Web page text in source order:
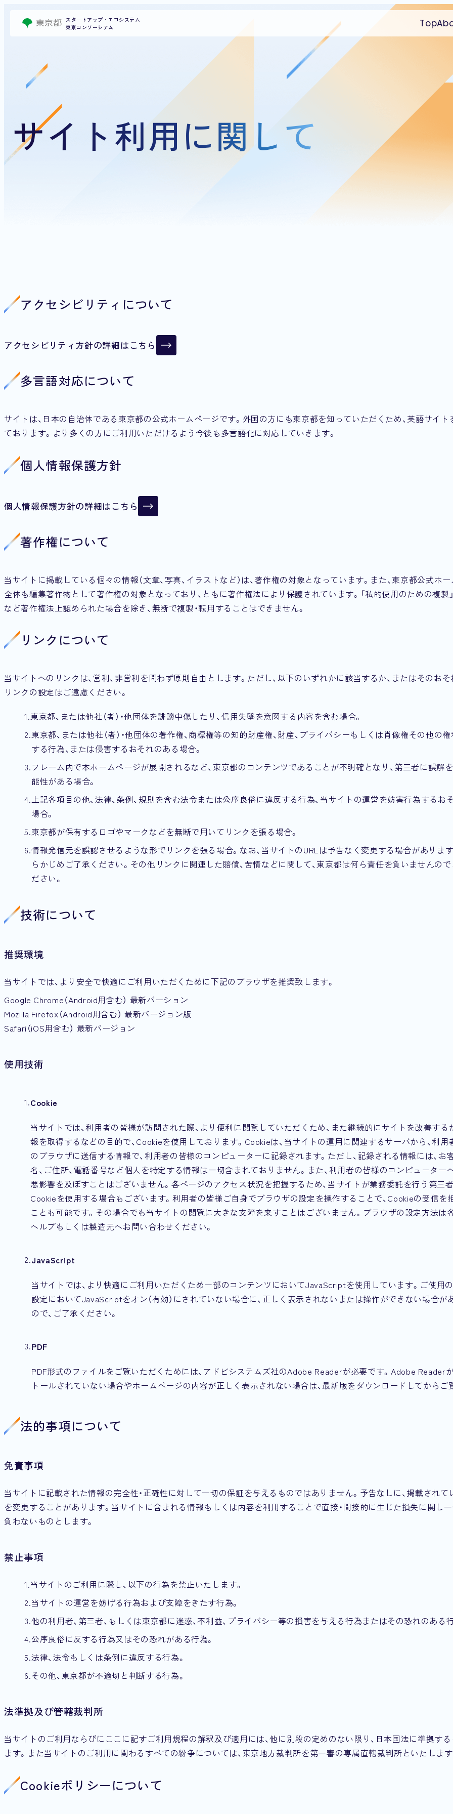
スタートアップ・エコシステム
東京コンソーシアム
Top
サイト利用に関して
アクセシビリティについて
アクセシビリティ方針の詳細はこちら
多言語対応について
サイトは、日本の自治体である東京都の公式ホームページです。外国の方にも東京都を知っていただくため、英語サイト
ております。より多くの方にご利用いただけるよう今後も多言語化に対応していきます。
個人情報保護方針
個人情報保護方針の詳細はこちら
個人情報保護方針の詳細はこちら
著作権について
当サイトに掲載している個々の情報（文章、写真、イラストなど）は、著作権の対象となっています。また、東京都公式ホ
全体も編集著作物として著作権の対象となっており、ともに著作権法により保護されています。「私的使用のための複製」
など著作権法上認められた場合を除き、無断で複製・転用することはできません。
リンクについて
当サイトへのリンクは、営利、非営利を問わず原則自由とします。ただし、以下のいずれかに該当するか、またはそのお
リンクの設定はご遠慮ください。
東京都、または他社（者）・他団体を誹謗中傷したり、信用失墜を意図する内容を含む場合。
東京都、または他社（者）・他団体の著作権、商標権等の知的財産権、財産、プライバシーもしくは肖像権その他の
する行為、または侵害するおそれのある場合。
フレーム内で本ホームページが展開されるなど、東京都のコンテンツであることが不明確となり、第三者に誤解
能性がある場合。
上記各項目の他、法律、条例、規則を含む法令または公序良俗に違反する行為、当サイトの運営を妨害行為するお
場合。
東京都が保有するロゴやマークなどを無断で用いてリンクを張る場合。
情報発信元を誤認させるような形でリンクを張る場合。なお、当サイトのURLは予告なく変更する場合がありま
らかじめご了承ください。その他リンクに関連した賠償、苦情などに関して、東京都は何ら責任を負いませんの
ださい。
技術について
推奨環境
当サイトでは、より安全で快適にご利用いただくために下記のブラウザを推奨致します。
Google Chrome（Android用含む） 最新バーション
Mozilla Firefox（Android用含む） 最新バージョン版
Safari（iOS用含む） 最新バージョン
使用技術
Cookie
当サイトでは、利用者の皆様が訪問された際、より便利に閲覧していただくため、また継続的にサイトを改善する
報を取得するなどの目的で、Cookieを使用しております。Cookieは、当サイトの運用に関連するサーバから、利用
のブラウザに送信する情報で、利用者の皆様のコンピューターに記録されます。ただし、記録される情報には、お
名、ご住所、電話番号など個人を特定する情報は一切含まれておりません。また、利用者の皆様のコンピューター
悪影響を及ぼすことはございません。各ページのアクセス状況を把握するため、当サイトが業務委託を行う第三
Cookieを使用する場合もございます。利用者の皆様ご自身でブラウザの設定を操作することで、Cookieの受信を
ことも可能です。その場合でも当サイトの閲覧に大きな支障を来すことはございません。ブラウザの設定方法は
ヘルプもしくは製造元へお問い合わせください。
JavaScript
当サイトでは、より快適にご利用いただくため一部のコンテンツにおいてJavaScriptを使用しています。ご使用
設定においてJavaScriptをオン（有効）にされていない場合に、正しく表示されないまたは操作ができない場合が
ので、ご了承ください。
PDF
PDF形式のファイルをご覧いただくためには、アドビシステムズ社のAdobe Readerが必要です。Adobe Reader
トールされていない場合やホームページの内容が正しく表示されない場合は、最新版をダウンロードしてからご
法的事項について
免責事項
当サイトに記載された情報の完全性・正確性に対して一切の保証を与えるものではありません。予告なしに、掲載されて
を変更することがあります。当サイトに含まれる情報もしくは内容を利用することで直接・間接的に生じた損失に関し
負わないものとします。
禁止事項
当サイトのご利用に際し、以下の行為を禁止いたします。
当サイトの運営を妨げる行為および支障をきたす行為。
他の利用者、第三者、もしくは東京都に迷惑、不利益、プライバシー等の損害を与える行為またはその恐れのある
公序良俗に反する行為又はその恐れがある行為。
法律、法令もしくは条例に違反する行為。
その他、東京都が不適切と判断する行為。
法準拠及び管轄裁判所
当サイトのご利用ならびにここに記すご利用規程の解釈及び適用には、他に別段の定めのない限り、日本国法に準拠す
ます。また当サイトのご利用に関わるすべての紛争については、東京地方裁判所を第一審の専属直轄裁判所といたしま
Cookieポリシーについて